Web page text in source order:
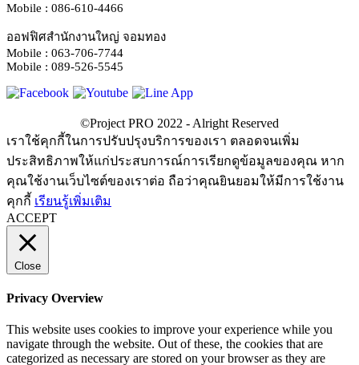
Mobile : 086-610-4466
ออฟฟิศสำนักงานใหญ่ จอมทอง
Mobile : 063-706-7744
Mobile : 089-526-5545
เราใช้คุกกี้ในการปรับปรุงบริการของเรา ตลอดจนเพิ่ม
ประสิทธิภาพให้แก่ประสบการณ์การเรียกดูข้อมูลของคุณ หาก
คุณใช้งานเว็บไซต์ของเราต่อ ถือว่าคุณยินยอมให้มีการใช้งาน
คุกกี้ เรียนรู้เพิ่มเติม
ACCEPT
Close
Privacy Overview
This website uses cookies to improve your experience while you
navigate through the website. Out of these, the cookies that are
categorized as necessary are stored on your browser as they are